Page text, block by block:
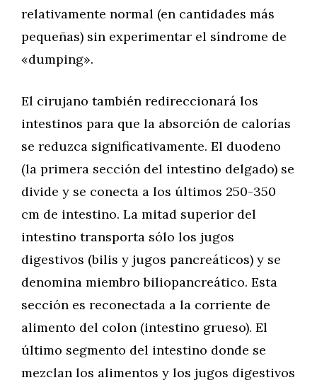
relativamente normal (en cantidades más
pequeñas) sin experimentar el síndrome de
«dumping».
El cirujano también redireccionará los
intestinos para que la absorción de calorías
se reduzca significativamente. El duodeno
(la primera sección del intestino delgado) se
divide y se conecta a los últimos 250-350
cm de intestino. La mitad superior del
intestino transporta sólo los jugos
digestivos (bilis y jugos pancreáticos) y se
denomina miembro biliopancreático. Esta
sección es reconectada a la corriente de
alimento del colon (intestino grueso). El
último segmento del intestino donde se
mezclan los alimentos y los jugos digestivos